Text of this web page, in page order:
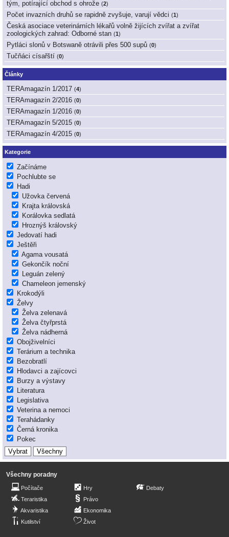
tým, potírající obchod s ohrože (2)
Počet invazních druhů se rapidně zvyšuje, varují vědci (1)
Česká asociace veterinárních lékařů volně žijících zvířat a zvířat
zoologických zahrad: Odborné stan (1)
Pytláci slonů v Botswaně otrávili přes 500 supů (0)
Tučňáci císařští (0)
Články
TERAmagazín 1/2017 (4)
TERAmagazín 2/2016 (0)
TERAmagazín 1/2016 (0)
TERAmagazín 5/2015 (0)
TERAmagazín 4/2015 (0)
Kategorie
Začínáme
Pochlubte se
Hadi
Užovka červená
Krajta královská
Korálovka sedlatá
Hroznýš královský
Jedovatí hadi
Ještěři
Agama vousatá
Gekončík noční
Leguán zelený
Chameleon jemenský
Krokodýli
Želvy
Želva zelenavá
Želva čtyřprstá
Želva nádherná
Obojživelníci
Terárium a technika
Bezobratlí
Hlodavci a zajícovci
Burzy a výstavy
Literatura
Legislativa
Veterina a nemoci
Terahádanky
Černá kronika
Pokec
Všechny poradny
Počítače
Teraristika
Akvaristika
Kutilství
Hry
Právo
Ekonomika
Život
Debaty